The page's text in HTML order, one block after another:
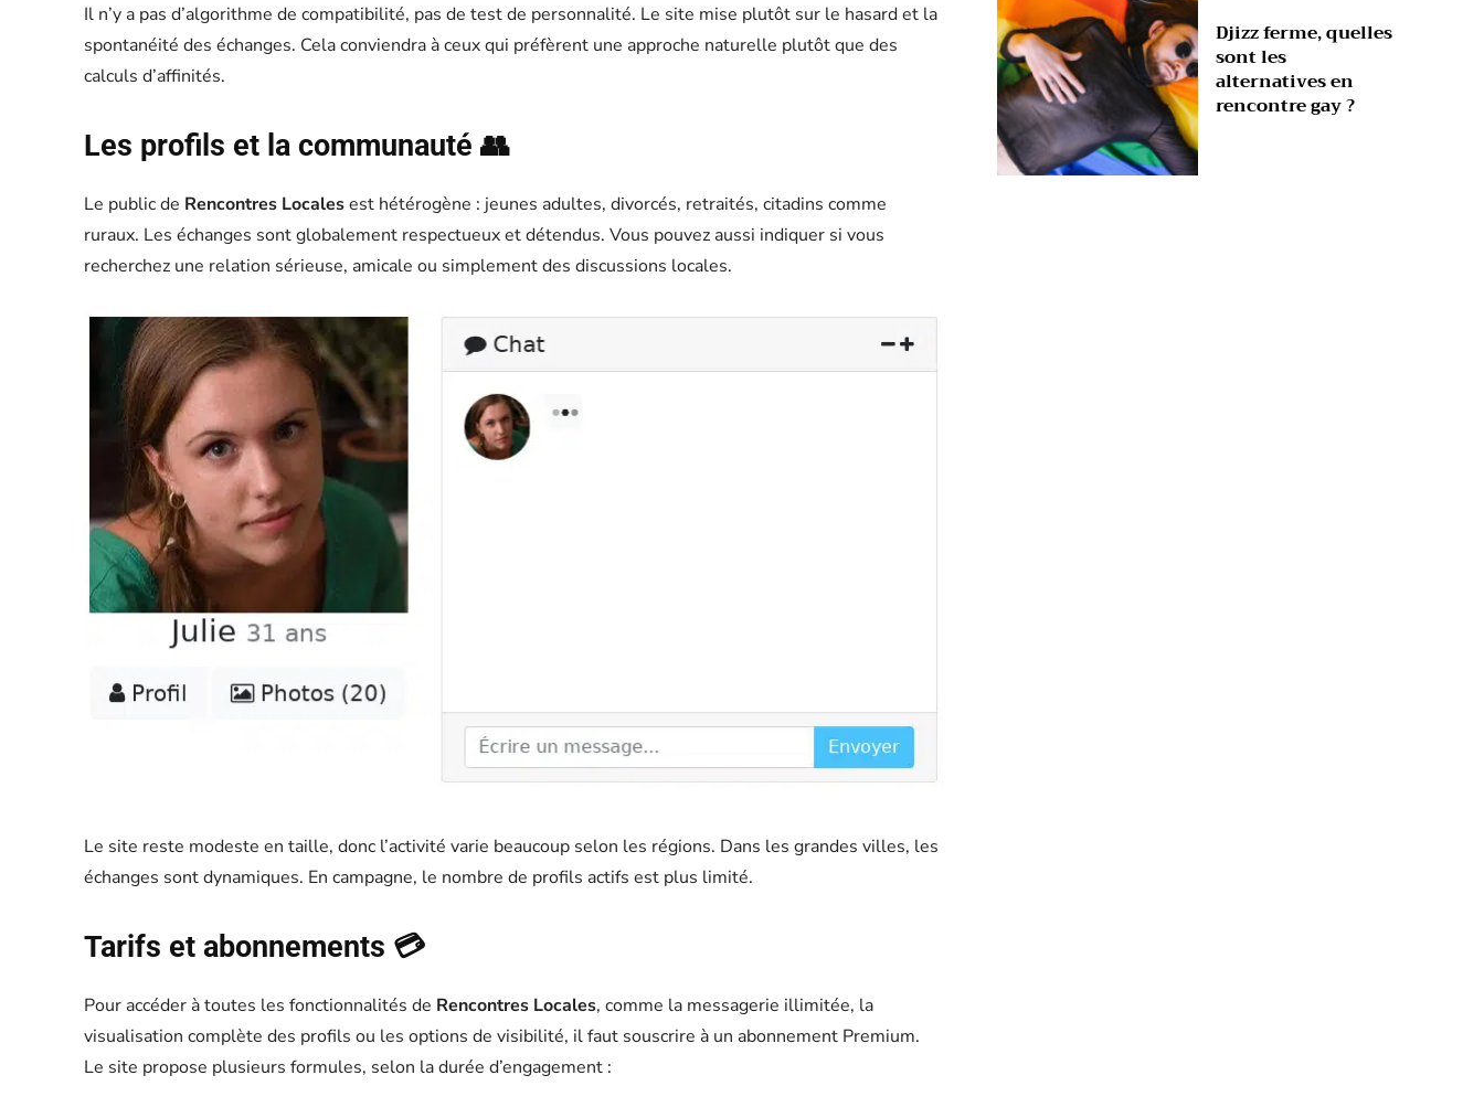
Il n’y a pas d’algorithme de compatibilité, pas de test de personnalité. Le site mise plutôt sur le hasard et la
spontanéité des échanges. Cela conviendra à ceux qui préfèrent une approche naturelle plutôt que des
calculs d’affinités.
Les profils et la communauté 👥
Le public de Rencontres Localesest hétérogène : jeunes adultes, divorcés, retraités, citadins comme
ruraux. Les échanges sont globalement respectueux et détendus. Vous pouvez aussi indiquer si vous
recherchez une relation sérieuse, amicale ou simplement des discussions locales.
Le site reste modeste en taille, donc l’activité varie beaucoup selon les régions. Dans les grandes villes, les
échanges sont dynamiques. En campagne, le nombre de profils actifs est plus limité.
Tarifs et abonnements 💳
Pour accéder à toutes les fonctionnalités de Rencontres Locales, comme la messagerie illimitée, la
visualisation complète des profils ou les options de visibilité, il faut souscrire à un abonnement Premium.
Le site propose plusieurs formules, selon la durée d’engagement :
Djizz ferme, quelles
sont les
alternatives en
rencontre gay ?